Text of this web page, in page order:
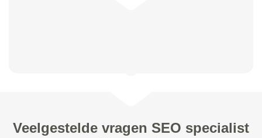
Veelgestelde vragen SEO specialist